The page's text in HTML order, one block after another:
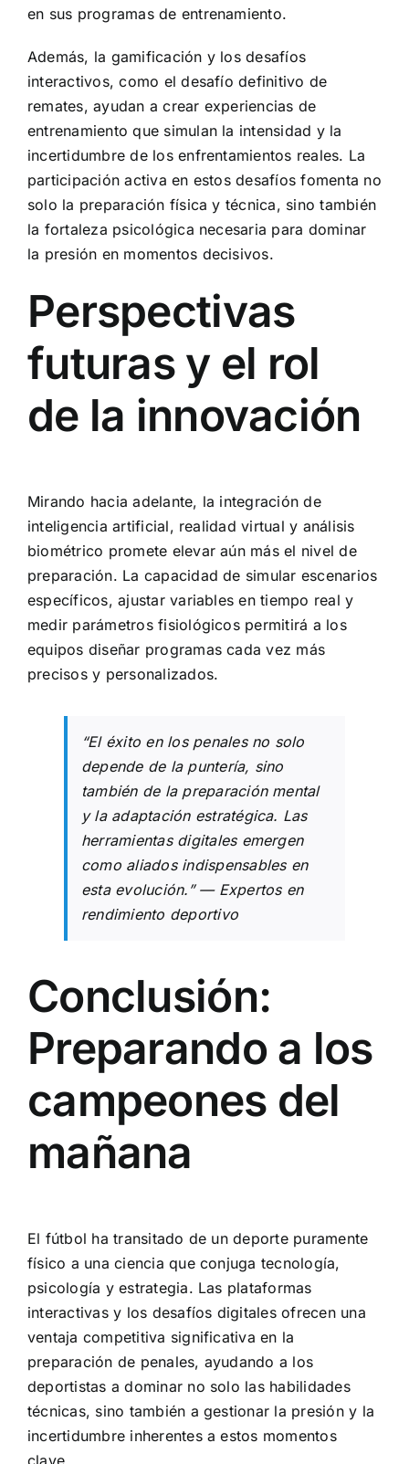
en sus programas de entrenamiento.
Además, la gamificación y los desafíos
interactivos, como el desafío definitivo de
remates, ayudan a crear experiencias de
entrenamiento que simulan la intensidad y la
incertidumbre de los enfrentamientos reales. La
participación activa en estos desafíos fomenta no
solo la preparación física y técnica, sino también
la fortaleza psicológica necesaria para dominar
la presión en momentos decisivos.
Perspectivas
futuras y el rol
de la innovación
Mirando hacia adelante, la integración de
inteligencia artificial, realidad virtual y análisis
biométrico promete elevar aún más el nivel de
preparación. La capacidad de simular escenarios
específicos, ajustar variables en tiempo real y
medir parámetros fisiológicos permitirá a los
equipos diseñar programas cada vez más
precisos y personalizados.
“El éxito en los penales no solo
depende de la puntería, sino
también de la preparación mental
y la adaptación estratégica. Las
herramientas digitales emergen
como aliados indispensables en
esta evolución.” — Expertos en
rendimiento deportivo
Conclusión:
Preparando a los
campeones del
mañana
El fútbol ha transitado de un deporte puramente
físico a una ciencia que conjuga tecnología,
psicología y estrategia. Las plataformas
interactivas y los desafíos digitales ofrecen una
ventaja competitiva significativa en la
preparación de penales, ayudando a los
deportistas a dominar no solo las habilidades
técnicas, sino también a gestionar la presión y la
incertidumbre inherentes a estos momentos